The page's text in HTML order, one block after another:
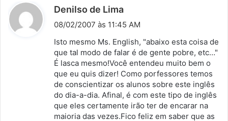
Denilso de Lima
i
s
e
:
08/02/2007 às 11:45 AM
Isto mesmo Ms. English, "abaixo esta coisa de
que tal modo de falar é de gente pobre, etc…"
É lasca mesmo!Você entendeu muito bem o
que eu quis dizer! Como porfessores temos
de conscientizar os alunos sobre este inglês
do dia-a-dia. Afinal, é com este tipo de inglês
que eles certamente irão ter de encarar na
maioria das vezes.Fico feliz em saber que as